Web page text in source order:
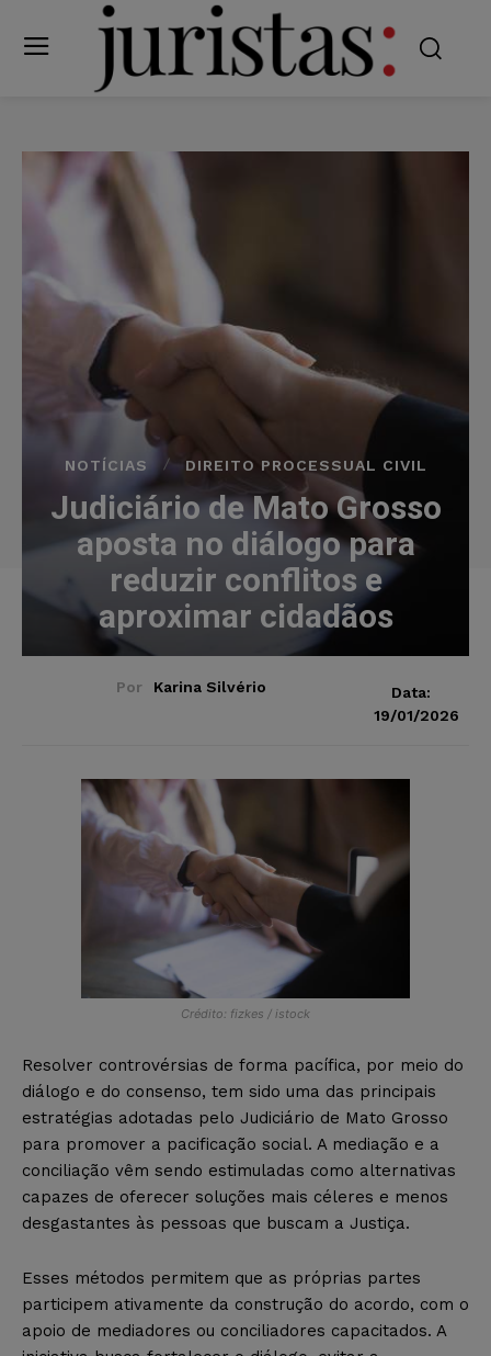
NOTÍCIAS DIREITO PROCESSUAL CIVIL
Judiciário de Mato Grosso
aposta no diálogo para
reduzir conflitos e
aproximar cidadãos
Por Karina Silvério
Data:
19/01/2026
Crédito: fizkes / istock
Resolver controvérsias de forma pacífica, por meio do
diálogo e do consenso, tem sido uma das principais
estratégias adotadas pelo Judiciário de Mato Grosso
para promover a pacificação social. A mediação e a
conciliação vêm sendo estimuladas como alternativas
capazes de oferecer soluções mais céleres e menos
desgastantes às pessoas que buscam a Justiça.
Esses métodos permitem que as próprias partes
participem ativamente da construção do acordo, com o
apoio de mediadores ou conciliadores capacitados. A